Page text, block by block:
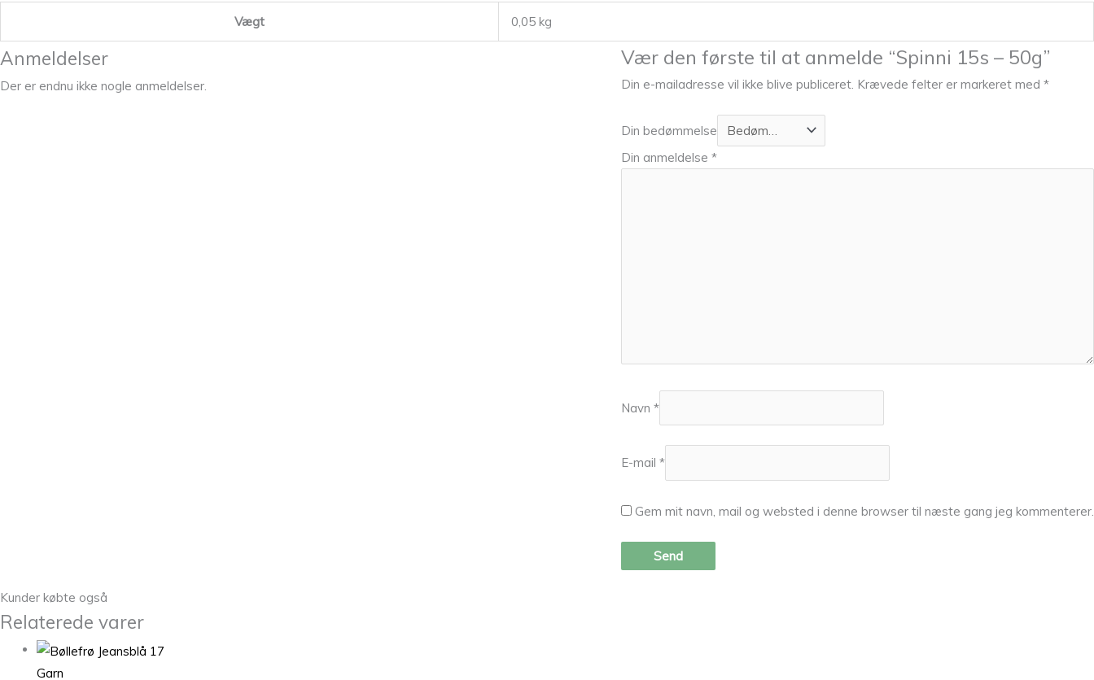
Vægt
0,05 kg
Anmeldelser
Der er endnu ikke nogle anmeldelser.
Vær den første til at anmelde “Spinni 15s – 50g”
Din e-mailadresse vil ikke blive publiceret. Krævede felter er markeret med *
Din bedømmelse
Din anmeldelse *
Navn *
E-mail *
Gem mit navn, mail og websted i denne browser til næste gang jeg kommenterer.
Kunder købte også
Relaterede varer
Garn